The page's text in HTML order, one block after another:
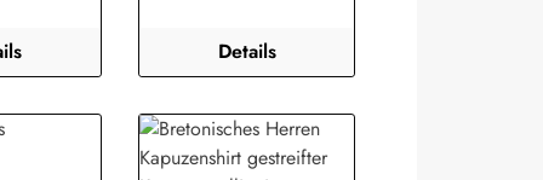
g/m²) Herstellerinformationen
:AS Bekleidungswerk
Wittmundinfo@modas-
bekleidung.de
Details